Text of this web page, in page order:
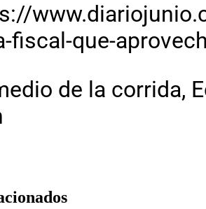
fiscal-que-
de la corrida,